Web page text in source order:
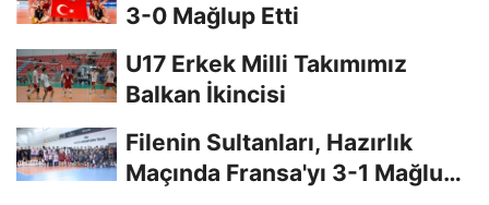
3-0 Mağlup Etti
U17 Erkek Milli Takımımız
Balkan İkincisi
Filenin Sultanları, Hazırlık
Maçında Fransa'yı 3-1 Mağlup